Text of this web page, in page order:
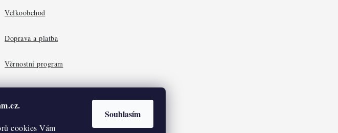
cookies Vám
Souhlasím
Velkoobchod
Doprava a platba
Věrnostní program